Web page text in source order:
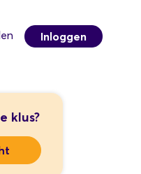
Inloggen
klus?